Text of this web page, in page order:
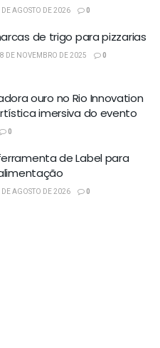
AGOSTO DE 2026 0
de trigo para pizzarias
DE NOVEMBRO DE 2025 0
ouro no Rio Innovation
imersiva do evento
0
de Label para
AGOSTO DE 2026 0